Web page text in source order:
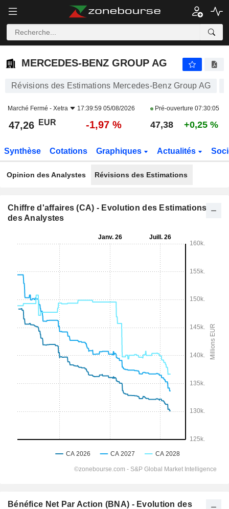
MERCEDES-BENZ GROUP AG
MERCEDES-BENZ GROUP AG
Révisions des Estimations Mercedes-Benz Group AG
Marché Fermé - Xetra 17:39:59 05/08/2026 Pré-ouverture 07:30:05
47,26 EUR -1,97 % 47,38 +0,25 %
Synthèse Cotations Graphiques Actualités
Opinion des Analystes Révisions des Estimations
Chiffre d'affaires (CA) - Evolution des Estimations
des Analystes
Bénéfice Net Par Action (BNA) - Evolution des